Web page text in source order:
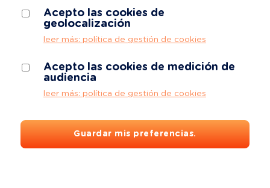
Acepto las cookies de
geolocalización
leer más: política de gestión de cookies
Acepto las cookies de medición de
audiencia
leer más: política de gestión de cookies
Guardar mis preferencias.